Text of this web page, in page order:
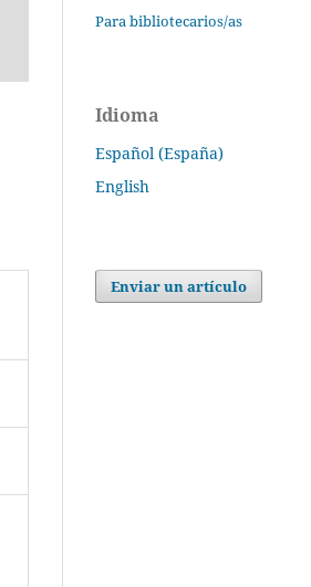
Para bibliotecarios/as
Idioma
Español (España)
English
Enviar un artículo